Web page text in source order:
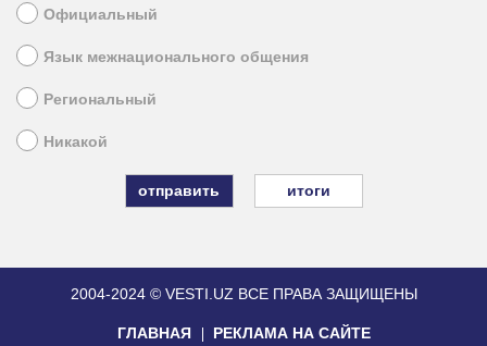
Официальный
Язык межнационального общения
Региональный
Никакой
итоги
2004-2024 © VESTI.UZ ВСЕ ПРАВА ЗАЩИЩЕНЫ
ГЛАВНАЯ РЕКЛАМА НА САЙТЕ